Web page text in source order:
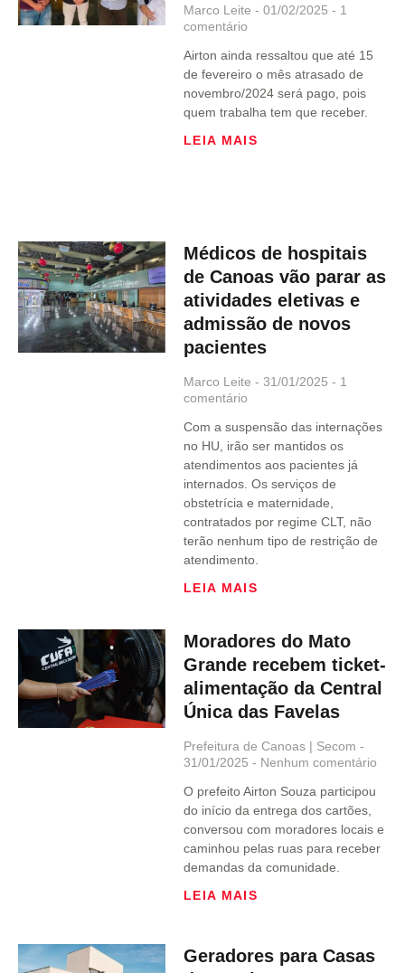
Marco Leite 01/02/2025
1
comentário
Airton ainda ressaltou que até 15
de fevereiro o mês atrasado de
novembro/2024 será pago, pois
quem trabalha tem que receber.
LEIA MAIS
Médicos de hospitais
de Canoas vão parar as
atividades eletivas e
admissão de novos
pacientes
Marco Leite 31/01/2025
1
comentário
Com a suspensão das internações
no HU, irão ser mantidos os
atendimentos aos pacientes já
internados. Os serviços de
obstetrícia e maternidade,
contratados por regime CLT, não
terão nenhum tipo de restrição de
atendimento.
LEIA MAIS
Moradores do Mato
Grande recebem ticket-
alimentação da Central
Única das Favelas
Prefeitura de Canoas | Secom
31/01/2025
Nenhum comentário
O prefeito Airton Souza participou
do início da entrega dos cartões,
conversou com moradores locais e
caminhou pelas ruas para receber
demandas da comunidade.
LEIA MAIS
Geradores para Casas